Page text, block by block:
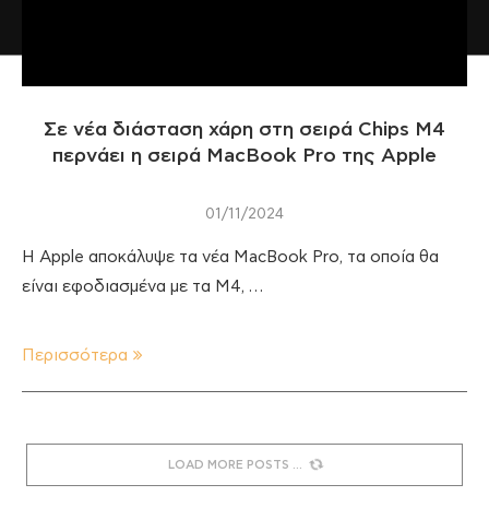
Σε νέα διάσταση χάρη στη σειρά Chips M4
περνάει η σειρά MacBook Pro της Apple
01/11/2024
Η Apple αποκάλυψε τα νέα MacBook Pro, τα οποία θα
είναι εφοδιασμένα με τα M4, …
Περισσότερα
LOAD MORE POSTS